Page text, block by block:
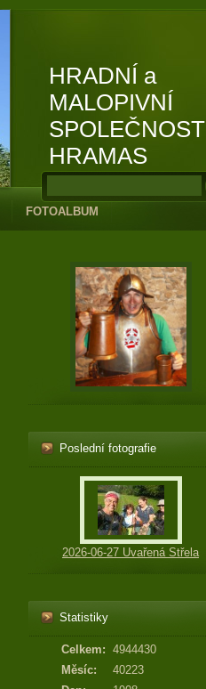
HRADNÍ a
MALOPIVNÍ
SPOLEČNOST
HRAMAS
FOTOALBUM
Poslední fotografie
2026-06-27 Uvařená Střela
Statistiky
Celkem: 4944430
Měsíc:
40223